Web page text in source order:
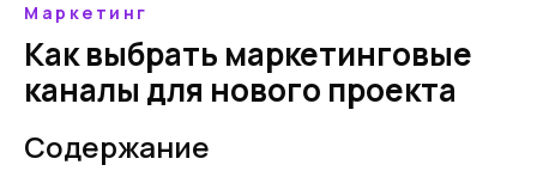
Маркетинг
Как выбрать маркетинговые
каналы для нового проекта
Содержание